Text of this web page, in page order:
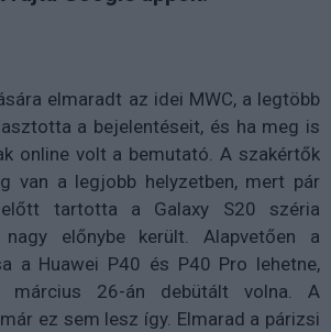
elmaradt az idei MWC, a legtöbb
a bejelentéseit, és ha meg is
online volt a bemutató. A szakértők
van a legjobb helyzetben, mert pár
tartotta a Galaxy S20 széria
előnybe került. Alapvetően a
a Huawei P40 és P40 Pro lehetne,
március 26-án debütált volna. A
ez sem lesz így. Elmarad a párizsi